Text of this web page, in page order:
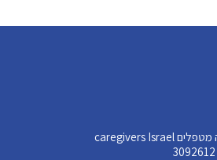
הארגון הישראלי לבני משפחה מטפלים caregivers Israel